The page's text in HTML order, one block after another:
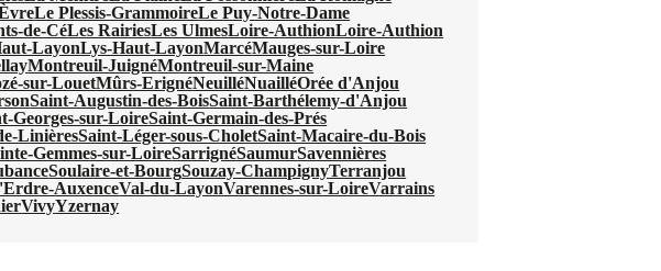
Le Plessis-GrammoireLe Puy-Notre-Dame
de-CéLes RairiesLes UlmesLoire-AuthionLoire-Authion
LayonLys-Haut-LayonMarcéMauges-sur-Loire
Montreuil-JuignéMontreuil-sur-Maine
sur-LouetMûrs-ErignéNeuilléNuailléOrée d'Anjou
Saint-Augustin-des-BoisSaint-Barthélemy-d'Anjou
Georges-sur-LoireSaint-Germain-des-Prés
LinièresSaint-Léger-sous-CholetSaint-Macaire-du-Bois
Gemmes-sur-LoireSarrignéSaumurSavennières
Soulaire-et-BourgSouzay-ChampignyTerranjou
AuxenceVal-du-LayonVarennes-sur-LoireVarrains
VivyYzernay